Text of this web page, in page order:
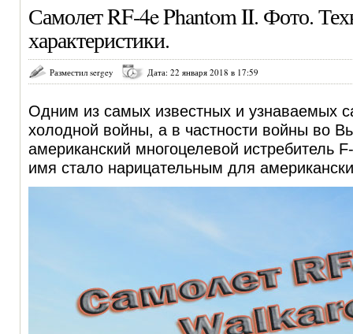
Самолет RF-4e Phantom II. Фото.
характеристики.
Разместил sergey Дата: 22 января 2018 в 17:59
Одним из самых известных и узнаваемых
холодной войны, а в частности войны во
американский многоцелевой истребитель
имя стало нарицательным для